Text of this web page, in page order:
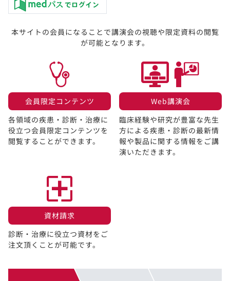
本サイトの会員になることで講演会の視聴や限定資料の閲覧
が可能となります。
会員限定コンテンツ​
各領域の疾患・診断・治療に
役立つ会員限定コンテンツを
閲覧することができます。​
Web講演会​
臨床経験や研究が豊富な先生
方による疾患・診断の最新情
報や製品に関する情報をご講
演いただきます。
資材請求​
診断・治療に役立つ資材をご
注文頂くことが可能です。